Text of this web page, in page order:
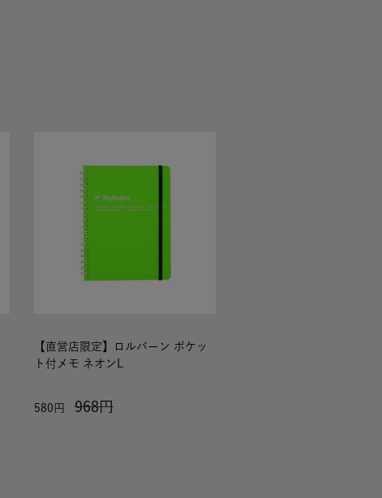
【直営店限定】ロルバーン ポケッ
ト付メモ ネオンL
968
580